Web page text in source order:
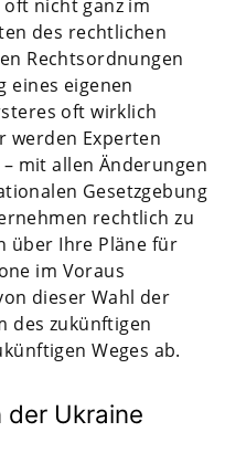
nicht ganz im
des rechtlichen
Rechtsordnungen
eines eigenen
oft wirklich
werden Experten
mit allen Änderungen
Gesetzgebung
rechtlich zu
über Ihre Pläne für
im Voraus
dieser Wahl der
des zukünftigen
Weges ab.
Ukraine